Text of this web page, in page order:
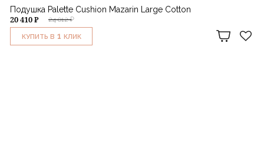
Подушка Palette Cushion Mazarin Large Cotton
24 012 ₽
20 410 ₽
КУПИТЬ В 1 КЛИК